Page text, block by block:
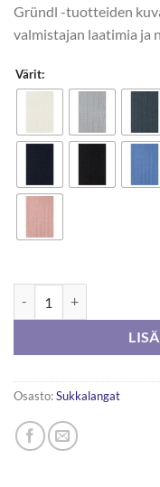
Gründl -tuotteiden
valmistajan laatimia ja
Värit:
Osasto:Sukkalangat